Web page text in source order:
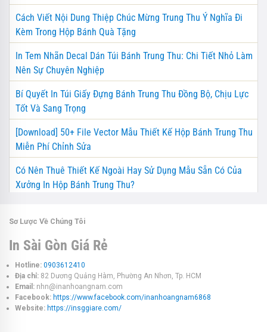
Cách Viết Nội Dung Thiệp Chúc Mừng Trung Thu Ý Nghĩa Đi
Kèm Trong Hộp Bánh Quà Tặng
In Tem Nhãn Decal Dán Túi Bánh Trung Thu: Chi Tiết Nhỏ Làm
Nên Sự Chuyên Nghiệp
Bí Quyết In Túi Giấy Đựng Bánh Trung Thu Đồng Bộ, Chịu Lực
Tốt Và Sang Trọng
[Download] 50+ File Vector Mẫu Thiết Kế Hộp Bánh Trung Thu
Miễn Phí Chỉnh Sửa
Có Nên Thuê Thiết Kế Ngoài Hay Sử Dụng Mẫu Sẵn Có Của
Xưởng In Hộp Bánh Trung Thu?
Sơ Lược Về Chúng Tôi
In Sài Gòn Giá Rẻ
Hotline: 0903612410
Địa chỉ: 82 Dương Quảng Hàm, Phường An Nhơn, Tp. HCM
Email: nhn@inanhoangnam.com
Facebook: https://www.facebook.com/inanhoangnam6868
Website: https://insggiare.com/